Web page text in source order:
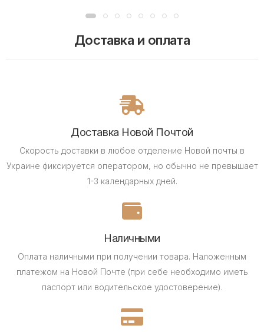
Доставка и оплата
Доставка Новой Почтой
Скорость доставки в любое отделение Новой почты в
Украине фиксируется оператором, но обычно не превышает
1-3 календарных дней.
Наличными
Оплата наличными при получении товара. Наложенным
платежом на Новой Почте (при себе необходимо иметь
паспорт или водительское удостоверение).